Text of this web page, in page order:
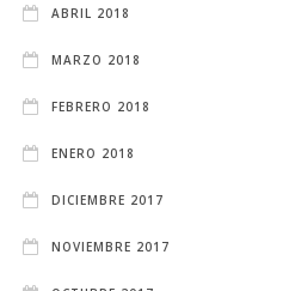
ABRIL 2018
MARZO 2018
FEBRERO 2018
ENERO 2018
DICIEMBRE 2017
NOVIEMBRE 2017